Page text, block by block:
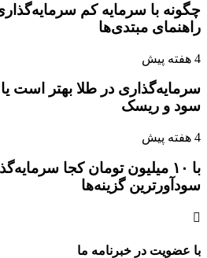
چگونه با سرمایه کم
راهنمای مبتدی‌ها
4 هفته پیش
سرمایه‌گذاری در طلا بهتر است
سود و ریسک
4 هفته پیش
با ۱۰ میلیون تومان کجا
سودآورترین گزینه‌ها
با عضویت در خبرنامه ما